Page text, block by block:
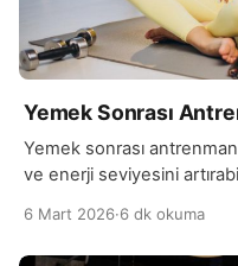
Yemek Sonrası
Yemek sonrası
ve enerji seviyesini
ve yoğun egzersizler
ve hazımsızlığa yol
6 Mart 2026·6 dk okuma